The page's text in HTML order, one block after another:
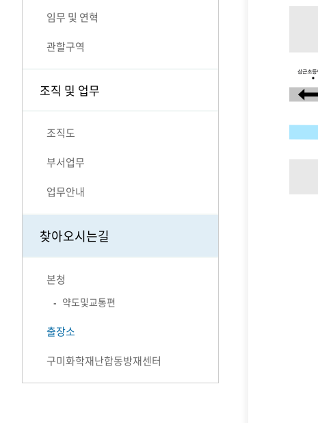
임무 및 연혁
관할구역
조직 및 업무
조직도
부서업무
업무안내
찾아오시는길
본청
약도및교통편
출장소
구미화학재난합동방재센터